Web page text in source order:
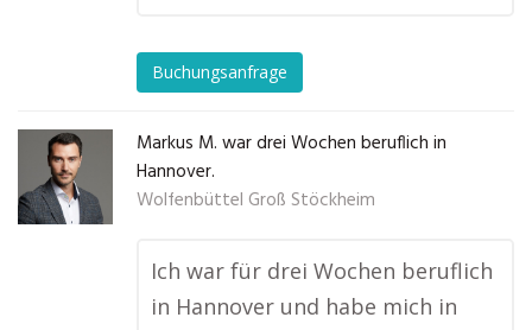
Buchungsanfrage
Markus M. war drei Wochen beruflich in
Hannover.
Wolfenbüttel Groß Stöckheim
Ich war für drei Wochen beruflich
in Hannover und habe mich in